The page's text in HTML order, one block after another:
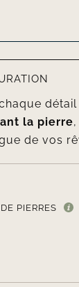
la pierre
de vos
PIERRES